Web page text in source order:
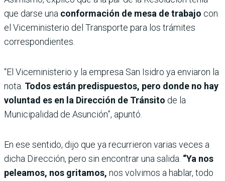
que darse una conformación de mesa de trabajo con
el Viceministerio del Transporte para los trámites
correspondientes.
“El Viceministerio y la empresa San Isidro ya enviaron la
nota. Todos están predispuestos, pero donde no hay
voluntad es en la Dirección de Tránsito de la
Municipalidad de Asunción”, apuntó.
En ese sentido, dijo que ya recurrieron varias veces a
dicha Dirección, pero sin encontrar una salida. “Ya nos
peleamos, nos gritamos, nos volvimos a hablar, todo